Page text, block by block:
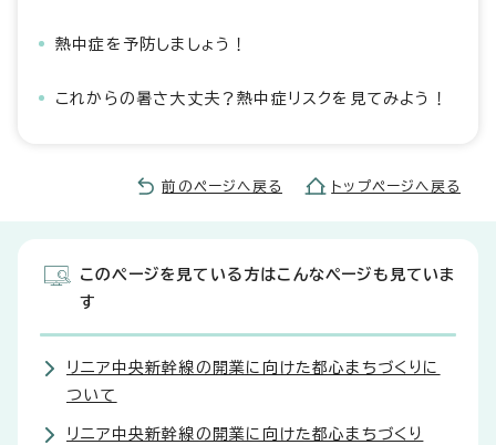
熱中症を予防しましょう！
これからの暑さ大丈夫？熱中症リスクを見てみよう！
前のページへ戻る トップページへ戻る
このページを見ている方はこんなページも見ていま
す
リニア中央新幹線の開業に向けた都心まちづくりに
ついて
リニア中央新幹線の開業に向けた都心まちづくり